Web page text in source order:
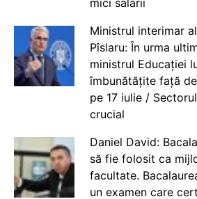
mici salarii
Ministrul interimar
Pîslaru: În urma
ministrul Educației
îmbunătățite față
pe 17 iulie /
crucial
Daniel David:
să fie folosit ca
facultate.
un examen care